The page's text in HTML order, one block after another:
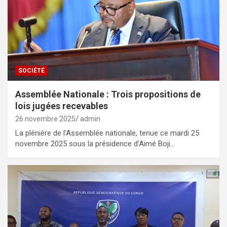
SOCIÉTÉ
Assemblée Nationale : Trois propositions de
lois jugées recevables
26 novembre 2025 admin
La plénière de l’Assemblée nationale, tenue ce mardi 25
novembre 2025 sous la présidence d’Aimé Boji…